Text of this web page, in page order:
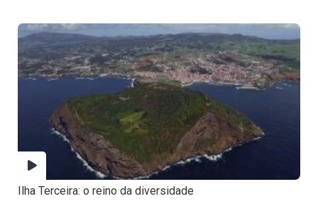
Ilha Terceira: o reino da diversidade